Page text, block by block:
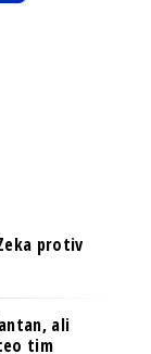
protiv
ali
tim